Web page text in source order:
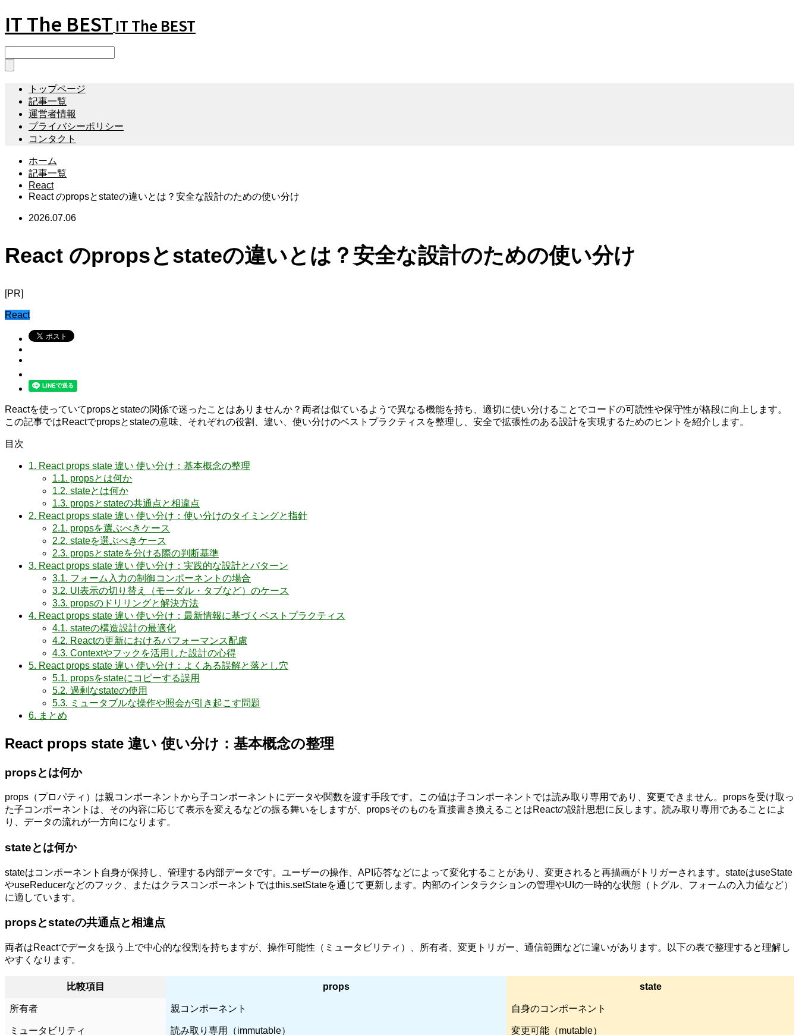
IT The BEST IT The BEST
トップページ
記事一覧
運営者情報
プライバシーポリシー
コンタクト
ホーム
記事一覧
React
React のpropsとstateの違いとは？安全な設計のための使い分け
2026.07.06
React のpropsとstateの違いとは？安全な設計のための使い分け
[PR]
React
Reactを使っていてpropsとstateの関係で迷ったことはありませんか？両者は似ているようで異なる機能を持ち、適切に使い分けることでコードの可読性や保守性が格段に向上します。
この記事ではReactでpropsとstateの意味、それぞれの役割、違い、使い分けのベストプラクティスを整理し、安全で拡張性のある設計を実現するためのヒントを紹介します。
目次
1. React props state 違い 使い分け：基本概念の整理
1.1. propsとは何か
1.2. stateとは何か
1.3. propsとstateの共通点と相違点
2. React props state 違い 使い分け：使い分けのタイミングと指針
2.1. propsを選ぶべきケース
2.2. stateを選ぶべきケース
2.3. propsとstateを分ける際の判断基準
3. React props state 違い 使い分け：実践的な設計とパターン
3.1. フォーム入力の制御コンポーネントの場合
3.2. UI表示の切り替え（モーダル・タブなど）のケース
3.3. propsのドリリングと解決方法
4. React props state 違い 使い分け：最新情報に基づくベストプラクティス
4.1. stateの構造設計の最適化
4.2. Reactの更新におけるパフォーマンス配慮
4.3. Contextやフックを活用した設計の心得
5. React props state 違い 使い分け：よくある誤解と落とし穴
5.1. propsをstateにコピーする誤用
5.2. 過剰なstateの使用
5.3. ミュータブルな操作や照会が引き起こす問題
6. まとめ
React props state 違い 使い分け：基本概念の整理
propsとは何か
props（プロパティ）は親コンポーネントから子コンポーネントにデータや関数を渡す手段です。この値は子コンポーネントでは読み取り専用であり、変更できません。propsを受け取っ
た子コンポーネントは、その内容に応じて表示を変えるなどの振る舞いをしますが、propsそのものを直接書き換えることはReactの設計思想に反します。読み取り専用であることによ
り、データの流れが一方向になります。
stateとは何か
stateはコンポーネント自身が保持し、管理する内部データです。ユーザーの操作、API応答などによって変化することがあり、変更されると再描画がトリガーされます。stateはuseState
やuseReducerなどのフック、またはクラスコンポーネントではthis.setStateを通じて更新します。内部のインタラクションの管理やUIの一時的な状態（トグル、フォームの入力値など）
に適しています。
propsとstateの共通点と相違点
両者はReactでデータを扱う上で中心的な役割を持ちますが、操作可能性（ミュータビリティ）、所有者、変更トリガー、通信範囲などに違いがあります。以下の表で整理すると理解し
やすくなります。
比較項目 props state
所有者 親コンポーネント 自身のコンポーネント
ミュータビリティ 読み取り専用（immutable） 変更可能（mutable）